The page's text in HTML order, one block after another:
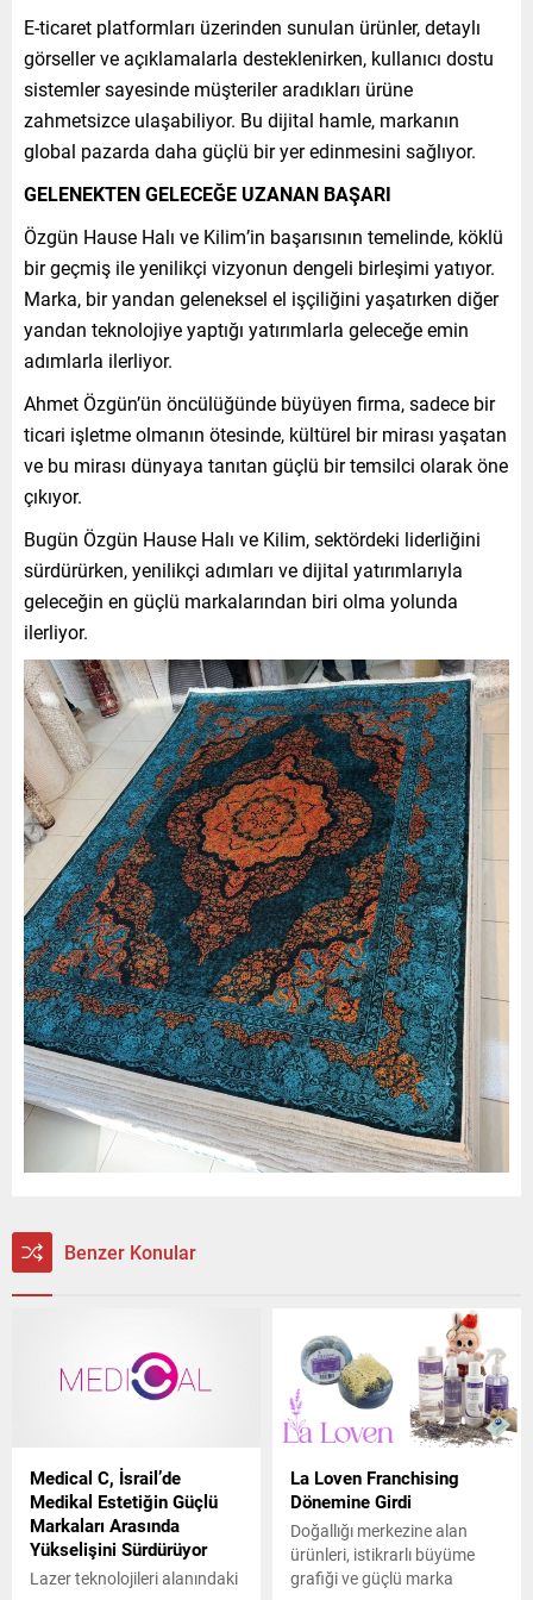
E-ticaret platformları üzerinden sunulan ürünler, detaylı
görseller ve açıklamalarla desteklenirken, kullanıcı dostu
sistemler sayesinde müşteriler aradıkları ürüne
zahmetsizce ulaşabiliyor. Bu dijital hamle, markanın
global pazarda daha güçlü bir yer edinmesini sağlıyor.
GELENEKTEN GELECEĞE UZANAN BAŞARI
Özgün Hause Halı ve Kilim’in başarısının temelinde, köklü
bir geçmiş ile yenilikçi vizyonun dengeli birleşimi yatıyor.
Marka, bir yandan geleneksel el işçiliğini yaşatırken diğer
yandan teknolojiye yaptığı yatırımlarla geleceğe emin
adımlarla ilerliyor.
Ahmet Özgün’ün öncülüğünde büyüyen firma, sadece bir
ticari işletme olmanın ötesinde, kültürel bir mirası yaşatan
ve bu mirası dünyaya tanıtan güçlü bir temsilci olarak öne
çıkıyor.
Bugün Özgün Hause Halı ve Kilim, sektördeki liderliğini
sürdürürken, yenilikçi adımları ve dijital yatırımlarıyla
geleceğin en güçlü markalarından biri olma yolunda
ilerliyor.
Benzer Konular
Medical C, İsrail’de
Medikal Estetiğin Güçlü
Markaları Arasında
Yükselişini Sürdürüyor
Lazer teknolojileri alanındaki
La Loven Franchising
Dönemine Girdi
Doğallığı merkezine alan
ürünleri, istikrarlı büyüme
grafiği ve güçlü marka